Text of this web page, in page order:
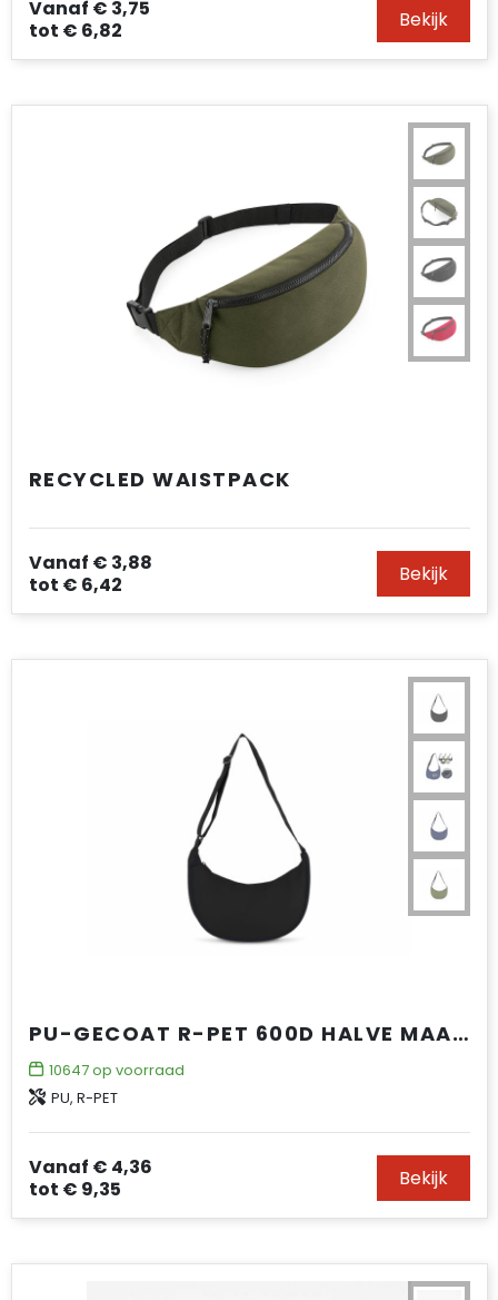
Vanaf € 3,75
tot € 6,82 Bekijk
RECYCLED WAISTPACK
Vanaf € 3,88
tot € 6,42 Bekijk
PU-GECOAT R-PET 600D HALVE MAAN SLING TAS
10647op voorraad
PU, R-PET
Vanaf € 4,36
tot € 9,35 Bekijk